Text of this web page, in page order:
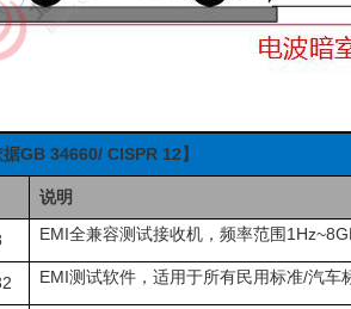
GB 34660/ CISPR 12】
说明
EMI全兼容测试接收机，频率范围
EMI测试软件，适用于所有民用标准/汽